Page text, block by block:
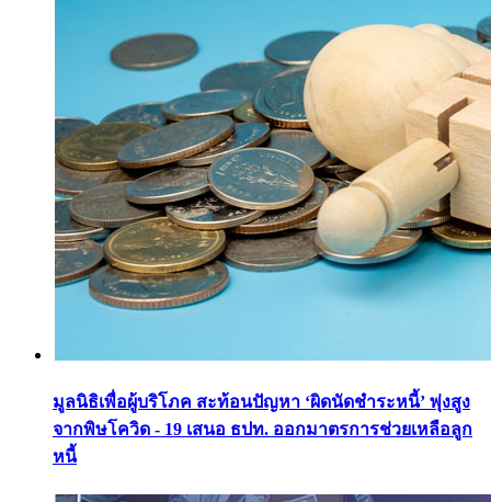
มูลนิธิเพื่อผู้บริโภค สะท้อนปัญหา ‘ผิดนัดชำระหนี้’ พุ่งสูง
จากพิษโควิด - 19 เสนอ ธปท. ออกมาตรการช่วยเหลือลูก
หนี้